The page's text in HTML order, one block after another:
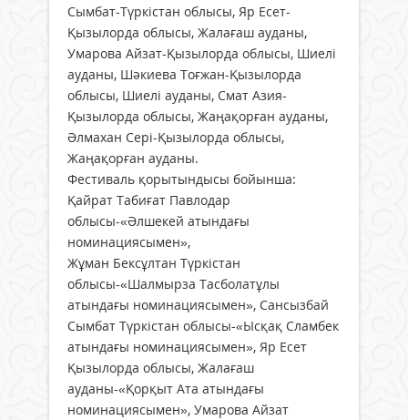
Сымбат-Түркістан облысы, Яр Есет-
Қызылорда облысы, Жалағаш ауданы,
Умарова Айзат-Қызылорда облысы, Шиелі
ауданы, Шәкиева Тоғжан-Қызылорда
облысы, Шиелі ауданы, Смат Азия-
Қызылорда облысы, Жаңақорған ауданы,
Әлмахан Сері-Қызылорда облысы,
Жаңақорған ауданы.
Фестиваль қорытындысы бойынша:
Қайрат Табиғат Павлодар
облысы-«Әлшекей атындағы
номинациясымен»,
Жұман Бексұлтан Түркістан
облысы-«Шалмырза Тасболатұлы
атындағы номинациясымен», Сансызбай
Сымбат Түркістан облысы-«Ысқақ Сламбек
атындағы номинациясымен», Яр Есет
Қызылорда облысы, Жалағаш
ауданы-«Қорқыт Ата атындағы
номинациясымен», Умарова Айзат